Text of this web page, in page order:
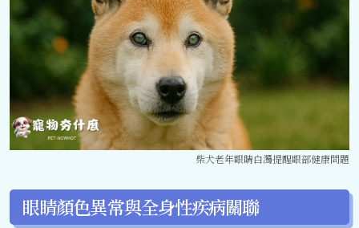
柴犬老年眼睛白濁提醒眼部健康問題
眼睛顏色異常與全身性疾病關聯